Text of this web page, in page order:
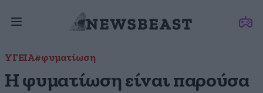
ΥΓΕΙΑ#φυματίωση
Η φυματίωση είναι παρούσα